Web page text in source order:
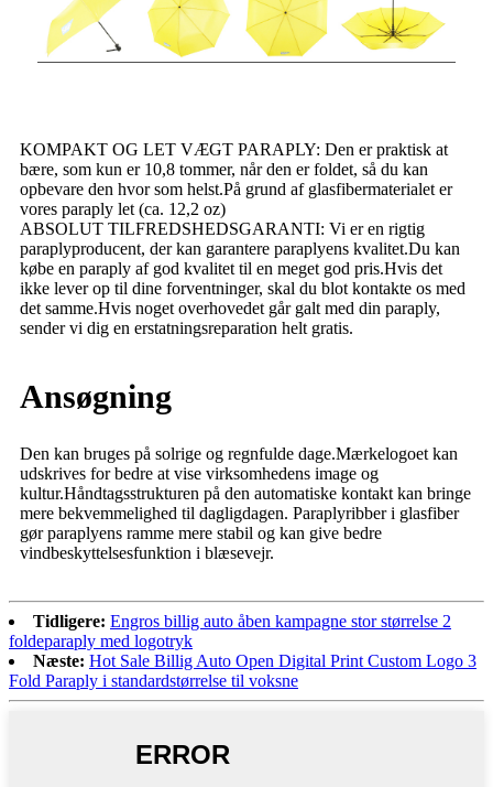
KOMPAKT OG LET VÆGT PARAPLY: Den er praktisk at
bære, som kun er 10,8 tommer, når den er foldet, så du kan
opbevare den hvor som helst.På grund af glasfibermaterialet er
vores paraply let (ca. 12,2 oz)
ABSOLUT TILFREDSHEDSGARANTI: Vi er en rigtig
paraplyproducent, der kan garantere paraplyens kvalitet.Du kan
købe en paraply af god kvalitet til en meget god pris.Hvis det
ikke lever op til dine forventninger, skal du blot kontakte os med
det samme.Hvis noget overhovedet går galt med din paraply,
sender vi dig en erstatningsreparation helt gratis.
Ansøgning
Den kan bruges på solrige og regnfulde dage.Mærkelogoet kan
udskrives for bedre at vise virksomhedens image og
kultur.Håndtagsstrukturen på den automatiske kontakt kan bringe
mere bekvemmelighed til dagligdagen. Paraplyribber i glasfiber
gør paraplyens ramme mere stabil og kan give bedre
vindbeskyttelsesfunktion i blæsevejr.
Tidligere: Engros billig auto åben kampagne stor størrelse 2
foldeparaply med logotryk
Næste: Hot Sale Billig Auto Open Digital Print Custom Logo 3
Fold Paraply i standardstørrelse til voksne